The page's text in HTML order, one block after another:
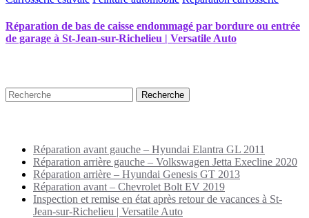
Réparation de bas de caisse endommagé par bordure ou entrée
de garage à St-Jean-sur-Richelieu | Versatile Auto
Réparation avant gauche – Hyundai Elantra GL 2011
Réparation arrière gauche – Volkswagen Jetta Execline 2020
Réparation arrière – Hyundai Genesis GT 2013
Réparation avant – Chevrolet Bolt EV 2019
Inspection et remise en état après retour de vacances à St-
Jean-sur-Richelieu | Versatile Auto